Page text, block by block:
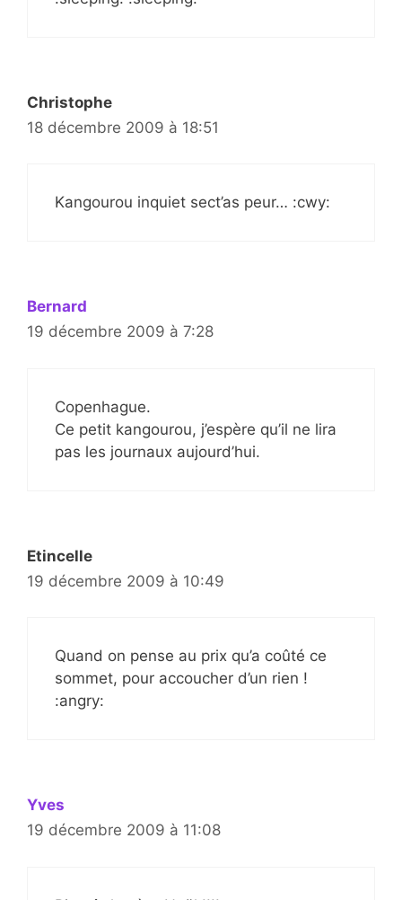
Christophe
18 décembre 2009 à 18:51
Kangourou inquiet sect’as peur… :cwy:
Bernard
19 décembre 2009 à 7:28
Copenhague.
Ce petit kangourou, j’espère qu’il ne lira
pas les journaux aujourd’hui.
Etincelle
19 décembre 2009 à 10:49
Quand on pense au prix qu’a coûté ce
sommet, pour accoucher d’un rien !
:angry:
Yves
19 décembre 2009 à 11:08